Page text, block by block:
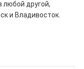
любой другой,
и Владивосток.